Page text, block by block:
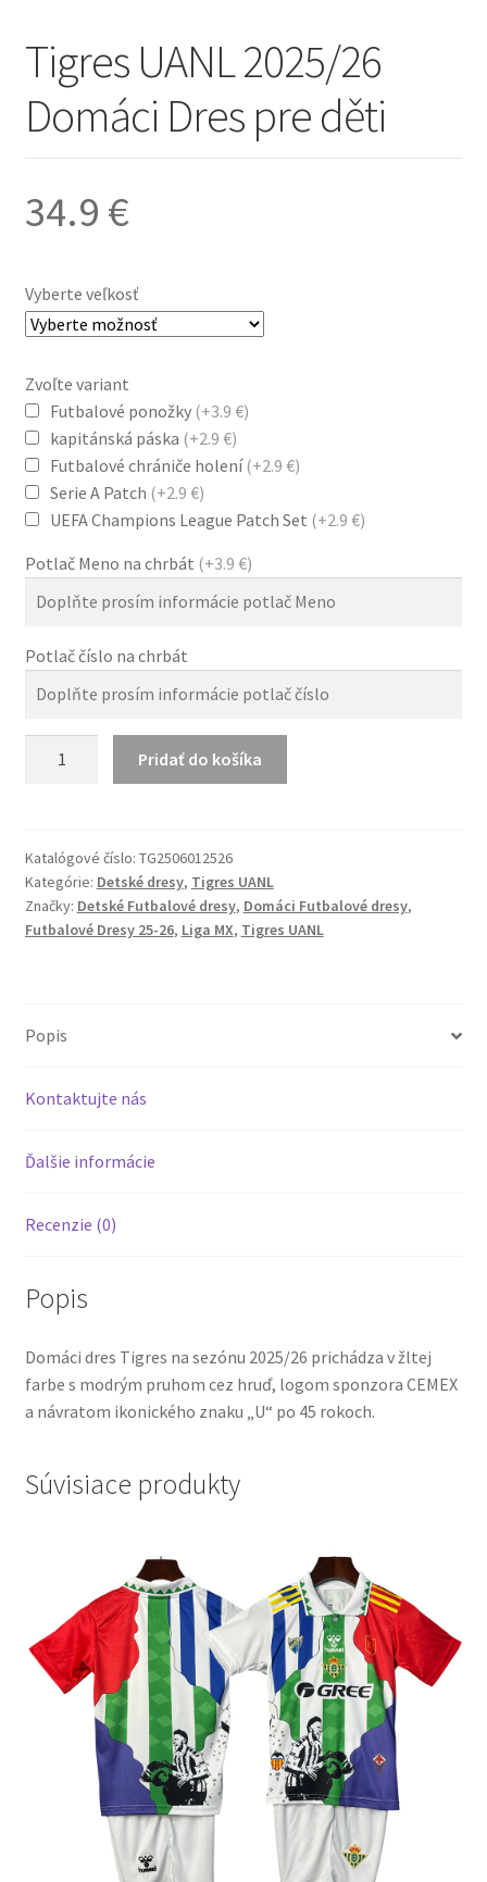
Tigres UANL 2025/26
Domáci Dres pre děti
34.9 €
Vyberte veľkosť
Zvoľte variant
Futbalové ponožky (+3.9 €)
kapitánská páska (+2.9 €)
Futbalové chrániče holení(+2.9 €)
Serie A Patch (+2.9 €)
UEFA Champions League Patch Set (+2.9 €)
Potlač Meno na chrbát (+3.9 €)
Potlač číslo na chrbát
Domáci
Dres
pre
děti
Pridať do košíka
Katalógové číslo: TG2506012526
Kategórie: Detské dresy, Tigres UANL
Značky: Detské Futbalové dresy, Domáci Futbalové dresy,
Futbalové Dresy 25-26, Liga MX, Tigres UANL
Popis
Kontaktujte nás
Ďalšie informácie
Recenzie (0)
Popis
Domáci dres Tigres na sezónu 2025/26 prichádza v žltej
farbe s modrým pruhom cez hruď, logom sponzora CEMEX
a návratom ikonického znaku „U“ po 45 rokoch.
Súvisiace produkty